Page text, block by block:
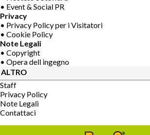
• Event & Social PR
Privacy
• Privacy Policy per i Visitatori
• Cookie Policy
Note Legali
• Copyright
• Opera dell ingegno
ALTRO
Staff
Privacy Policy
Note Legali
Contattaci